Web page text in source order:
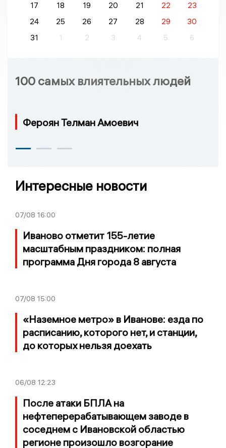
17
18 19 20 21 22
23
24
25 26 27 28 29
30
31
1 2 3 4 5 6
100 самых влиятельных людей
Фероян Телман Амоевич
Интересные новости
07/08 16:00
Иваново отметит 155-летие
масштабным праздником: полная
программа Дня города 8 августа
07/08 15:00
«Наземное метро» в Иванове: езда по
расписанию, которого нет, и станции,
до которых нельзя доехать
06/08 12:23
После атаки БПЛА на
нефтеперерабатывающем заводе в
соседнем с Ивановской областью
регионе произошло возгорание